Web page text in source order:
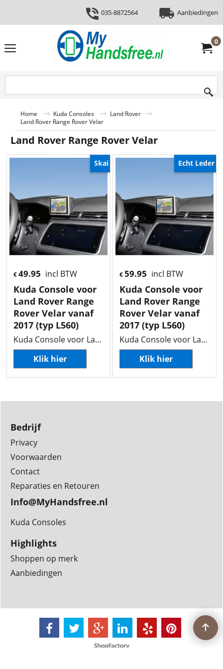
035-8872564 Aanbiedingen
0
Home Kuda Consoles
Land Rover
Land Rover Range Rover Velar
Land Rover Range Rover Velar
Skai
€49.95 incl BTW
Kuda Console voor
Land Rover Range
Rover Velar vanaf
2017 (typ L560)
Kuda Console voor Land Rover Range Rover Velar vanaf 2017 (typ L560)
Klik hier
Echt Leder
€59.95 incl BTW
Kuda Console voor
Land Rover Range
Rover Velar vanaf
2017 (typ L560)
Kuda Console voor Land Rover Range Rover Velar vanaf 2017 (typ L560)
Klik hier
Bedrijf
Privacy
Voorwaarden
Contact
Reparaties en Retouren
Info@MyHandsfree.nl
Kuda Consoles
Highlights
Shoppen op merk
Aanbiedingen
Webwinkel gemaakt met